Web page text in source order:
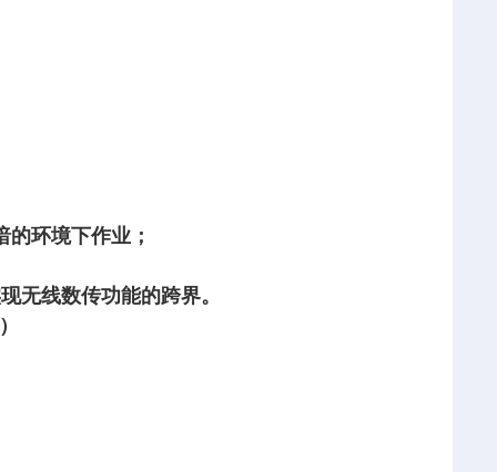
环境下作业；
无线数传功能的跨界。